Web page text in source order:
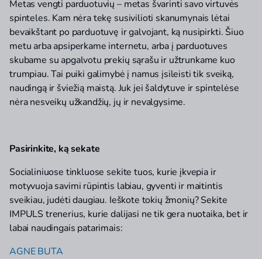
Metas vengti parduotuvių – metas švarinti savo virtuvės
spinteles. Kam nėra tekę susivilioti skanumynais lėtai
bevaikštant po parduotuvę ir galvojant, ką nusipirkti. Šiuo
metu arba apsiperkame internetu, arba į parduotuves
skubame su apgalvotu prekių sąrašu ir užtrunkame kuo
trumpiau. Tai puiki galimybė į namus įsileisti tik sveiką,
naudingą ir šviežią maistą. Juk jei šaldytuve ir spintelėse
nėra nesveikų užkandžių, jų ir nevalgysime.
Pasirinkite, ką sekate
Socialiniuose tinkluose sekite tuos, kurie įkvepia ir
motyvuoja savimi rūpintis labiau, gyventi ir maitintis
sveikiau, judėti daugiau. Ieškote tokių žmonių? Sekite
IMPULS trenerius, kurie dalijasi ne tik gera nuotaika, bet ir
labai naudingais patarimais:
AGNE BUTA